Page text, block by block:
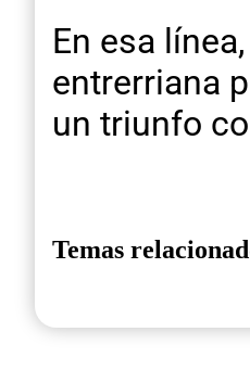
En esa
entrerriana
un triunfo
Temas